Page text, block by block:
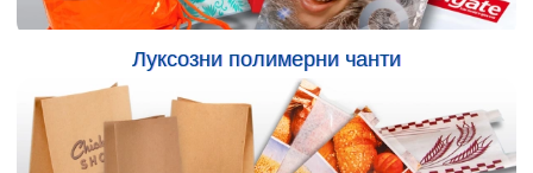
Луксозни полимерни чанти